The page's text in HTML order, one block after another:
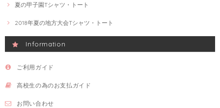
夏の甲子園Tシャツ・トート
2018年夏の地方大会Tシャツ・トート
Information
ご利用ガイド
高校生の為のお支払ガイド
お問い合わせ